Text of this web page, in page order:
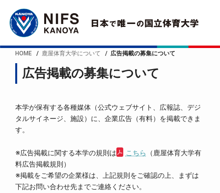
HOME 鹿屋体育大学について 広告掲載の募集について
広告掲載の募集について
本学が保有する各種媒体（公式ウェブサイト、広報誌、デジ
タルサイネージ、施設）に、企業広告（有料）を掲載できま
す。
※広告掲載に関する本学の規則は こちら （鹿屋体育大学有
料広告掲載規則）
※掲載をご希望の企業様は、上記規則をご確認の上、まずは
下記お問い合わせ先までご連絡ください。